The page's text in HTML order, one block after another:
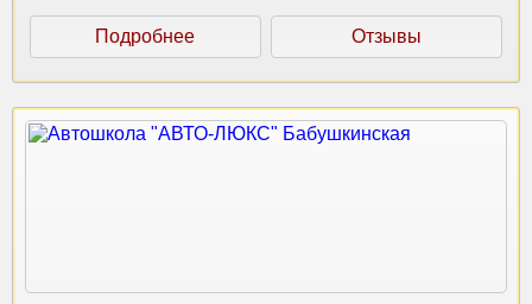
Подробнее Отзывы